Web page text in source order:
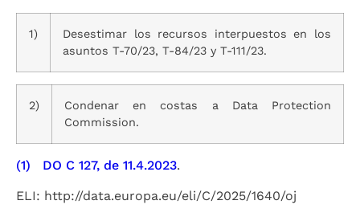
1)
Desestimar los recursos interpuestos en los
asuntos T-70/23, T-84/23 y T-111/23.
2)
Condenar en costas a Data Protection
Commission.
(1) DO C 127, de 11.4.2023.
ELI: http://data.europa.eu/eli/C/2025/1640/oj